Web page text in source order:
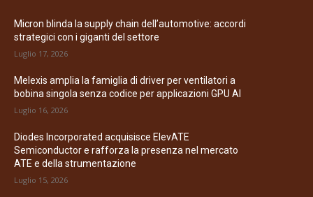
Micron blinda la supply chain dell’automotive: accordi
strategici con i giganti del settore
Luglio 17, 2026
Melexis amplia la famiglia di driver per ventilatori a
bobina singola senza codice per applicazioni GPU AI
Luglio 16, 2026
Diodes Incorporated acquisisce ElevATE
Semiconductor e rafforza la presenza nel mercato
ATE e della strumentazione
Luglio 15, 2026